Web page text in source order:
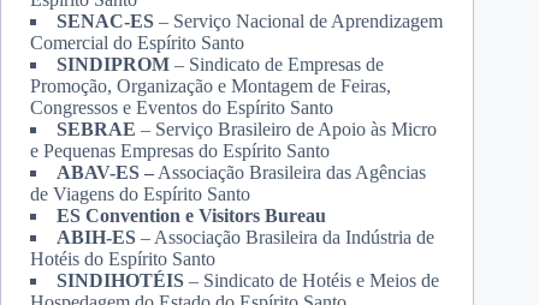
SENAC-ES – Serviço Nacional de Aprendizagem
Comercial do Espírito Santo
SINDIPROM – Sindicato de Empresas de
Promoção, Organização e Montagem de Feiras,
Congressos e Eventos do Espírito Santo
SEBRAE – Serviço Brasileiro de Apoio às Micro
e Pequenas Empresas do Espírito Santo
ABAV-ES – Associação Brasileira das Agências
de Viagens do Espírito Santo
ES Convention e Visitors Bureau
ABIH-ES – Associação Brasileira da Indústria de
Hotéis do Espírito Santo
SINDIHOTÉIS – Sindicato de Hotéis e Meios de